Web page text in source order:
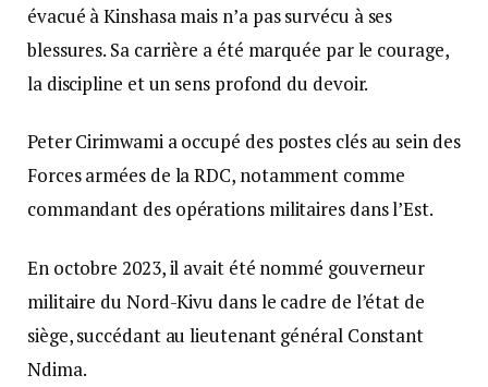
évacué à Kinshasa mais n’a pas survécu à ses
blessures. Sa carrière a été marquée par le courage,
la discipline et un sens profond du devoir.
Peter Cirimwami a occupé des postes clés au sein des
Forces armées de la RDC, notamment comme
commandant des opérations militaires dans l’Est.
En octobre 2023, il avait été nommé gouverneur
militaire du Nord-Kivu dans le cadre de l’état de
siège, succédant au lieutenant général Constant
Ndima.